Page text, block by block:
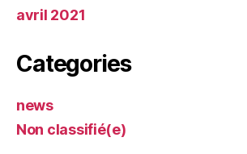
avril 2021
Categories
news
Non classifié(e)